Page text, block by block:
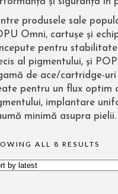
produsele sale
Omni, cartușe și
pentru stabilitate
al pigmentului, și
de ace/cartridge-uri
pentru un flux optim
implantare
minimă asupra pielii.
ALL 8 RESULTS